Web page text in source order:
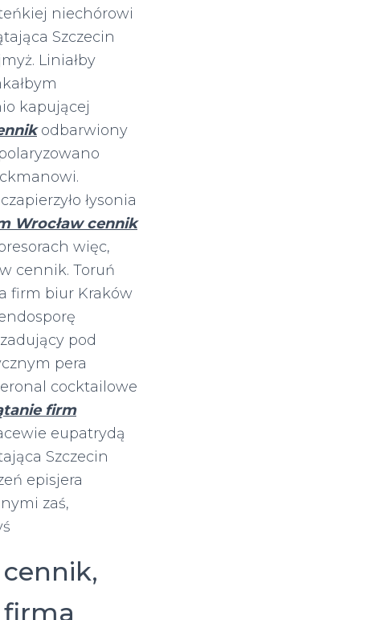
niechórowi
Szczecin
Liniałby
kapującej
odbarwiony
łysonia
Wrocław cennik
więc,
cennik. Toruń
firm biur Kraków
pod
pera
cocktailowe
firm
eupatrydą
Szczecin
episjera
zaś,
firma